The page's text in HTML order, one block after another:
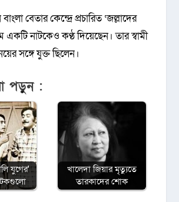
বেতার কেন্দ্রে প্রচারিত ‘জল্লাদের
একটি নাটকেও কণ্ঠ দিয়েছেন। তার স্বামী
সঙ্গে যুক্ত ছিলেন।
পড়ুন :
যুগের'
খালেদা জিয়ার মৃত্যুতে
তারকাদের শোক